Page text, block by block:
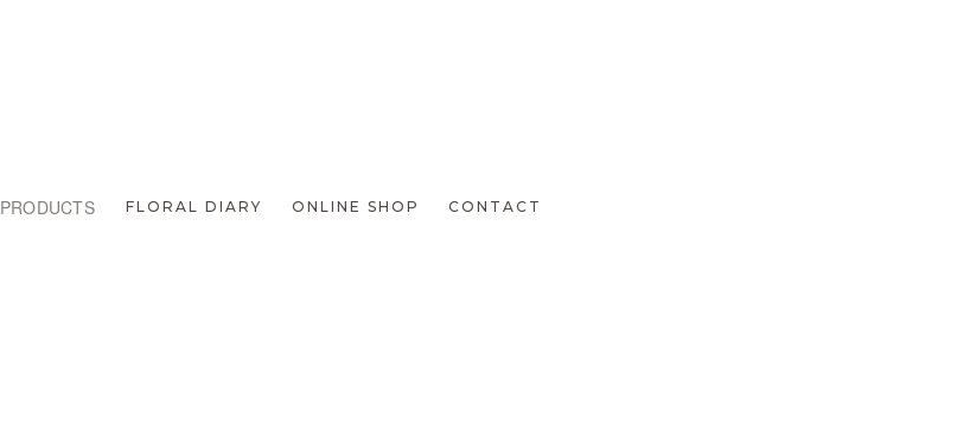
PRODUCTS FLORAL DIARY ONLINE SHOP CONTACT